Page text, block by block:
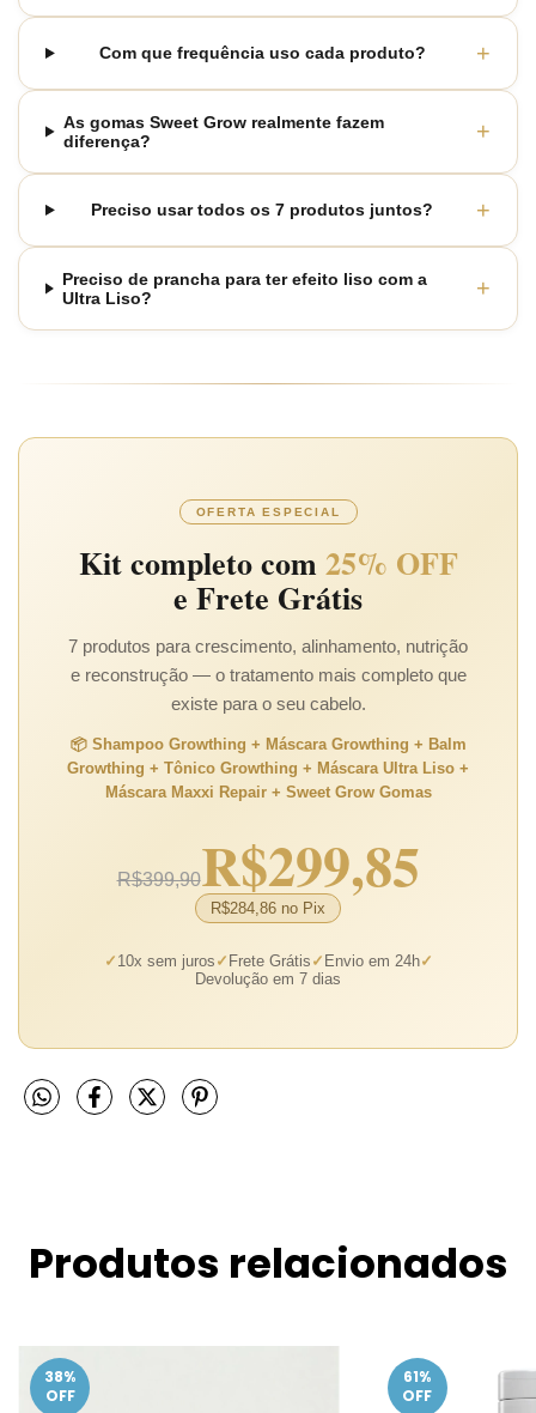
Com que frequência uso cada produto? +
As gomas Sweet Grow realmente fazem
diferença?
+
Preciso usar todos os 7 produtos juntos? +
Preciso de prancha para ter efeito liso com a
Ultra Liso?
+
OFERTA ESPECIAL
Kit completo com 25% OFF
e Frete Grátis
7 produtos para crescimento, alinhamento, nutrição
e reconstrução — o tratamento mais completo que
existe para o seu cabelo.
📦 Shampoo Growthing + Máscara Growthing + Balm
Growthing + Tônico Growthing + Máscara Ultra Liso +
Máscara Maxxi Repair + Sweet Grow Gomas
R$399,90R$299,85
R$284,86 no Pix
✓ 10x sem juros ✓ Frete Grátis ✓ Envio em 24h✓
Devolução em 7 dias
Produtos relacionados
38%
OFF
61%
OFF